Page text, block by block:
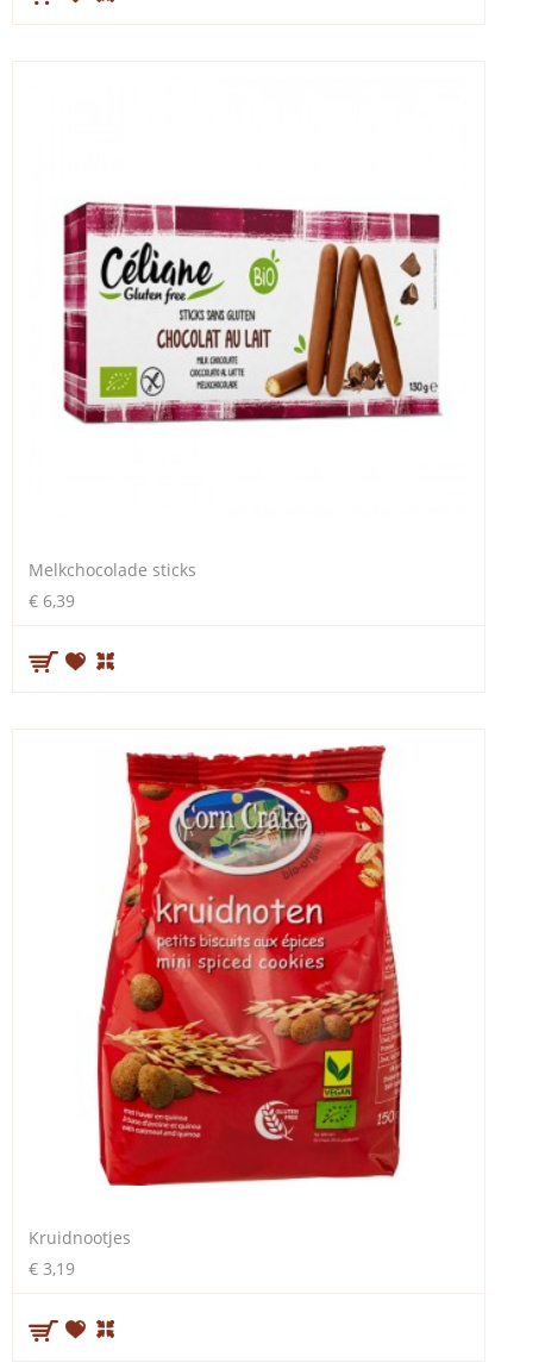
Melkchocolade sticks
€ 6,39
Kruidnootjes
€ 3,19